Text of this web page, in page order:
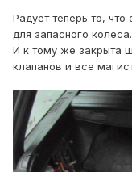
Радует теперь то,
для запасного колеса.
И к тому же закрыта
клапанов и все